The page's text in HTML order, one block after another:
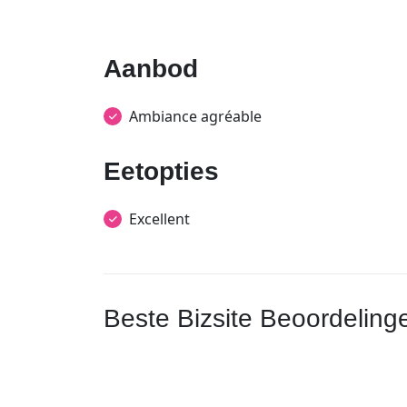
Aanbod
Ambiance agréable
Eetopties
Excellent
Beste Bizsite